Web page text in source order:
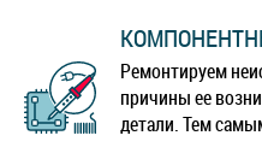
Ремонтируем
причины ее
детали. Тем